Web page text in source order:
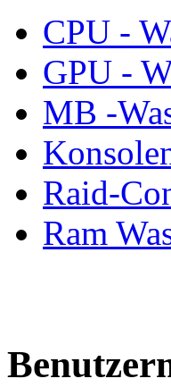
CPU -
GPU -
MB -
Raid-
Ram